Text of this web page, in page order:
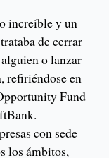
increíble y un
de cerrar
o lanzar
refiriéndose en
Fund
con sede
los ámbitos,